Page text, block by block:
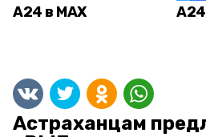
А24 в MAX А24
Астраханцам